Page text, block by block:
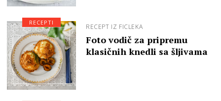
RECEPT IZ FICLEKA
Foto vodič za pripremu
klasičnih knedli sa šljivama
RECEPTI